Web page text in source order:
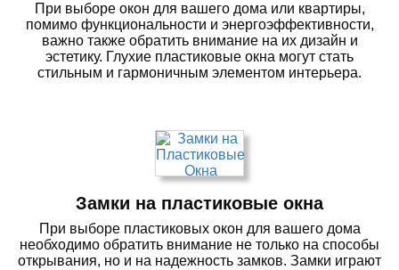
При выборе окон для вашего дома или квартиры,
помимо функциональности и энергоэффективности,
важно также обратить внимание на их дизайн и
эстетику. Глухие пластиковые окна могут стать
стильным и гармоничным элементом интерьера.
Замки на пластиковые окна
При выборе пластиковых окон для вашего дома
необходимо обратить внимание не только на способы
открывания, но и на надежность замков. Замки играют